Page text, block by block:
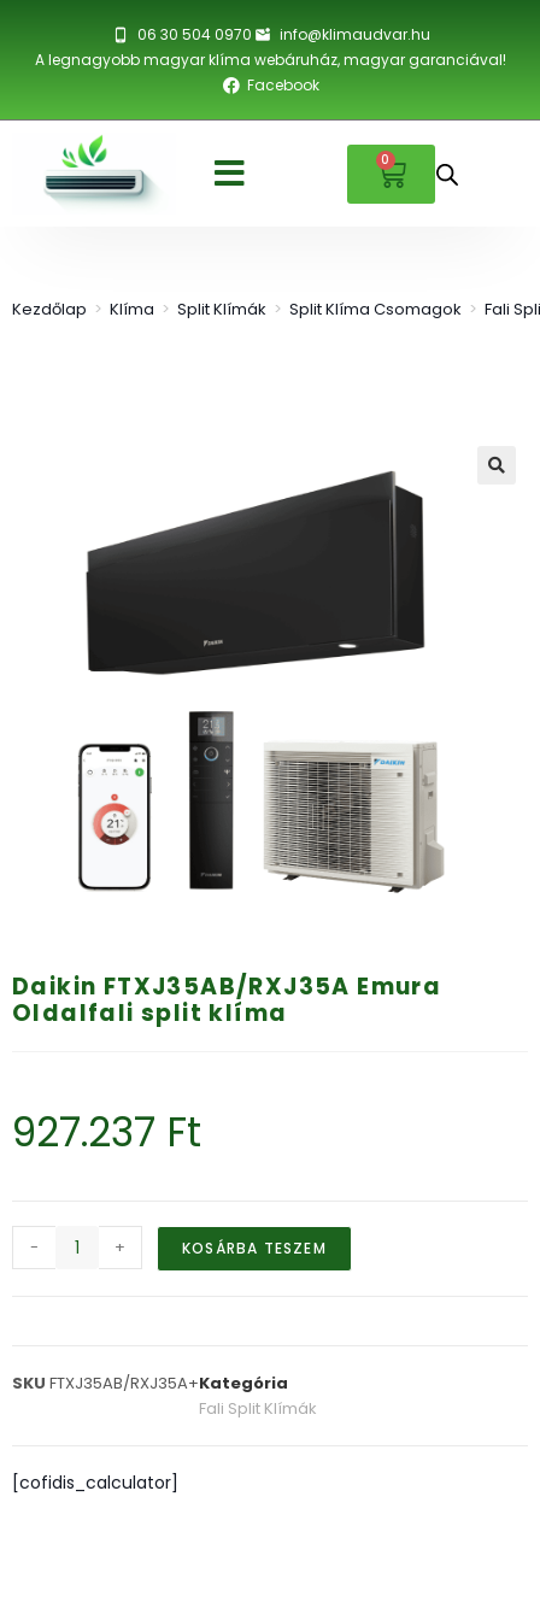
06 30 504 0970
info@klimaudvar.hu
A legnagyobb magyar klíma webáruház, magyar garanciával!
Facebook
0
Kezdőlap > Klíma > Split Klímák > Split Klíma Csomagok > Fali
Daikin FTXJ35AB/RXJ35A Emura
Oldalfali split klíma
927.237 Ft
- + KOSÁRBA TESZEM
SKU FTXJ35AB/RXJ35A+Kategória
Fali Split Klímák
[cofidis_calculator]